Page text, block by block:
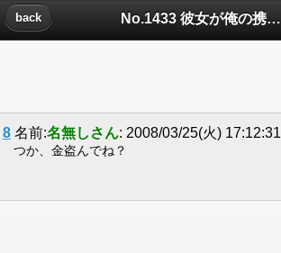
No.1433 彼女が俺の携帯見てましたについたコメント
back
8 名前:名無しさん: 2008/03/25(火) 17:12:31
つか、金盗んでね？